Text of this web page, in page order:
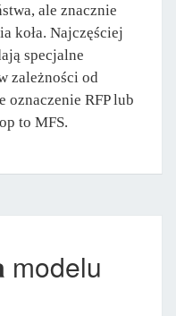
ale znacznie
koła. Najczęściej
specjalne
zależności od
oznaczenie RFP lub
to MFS.
modelu